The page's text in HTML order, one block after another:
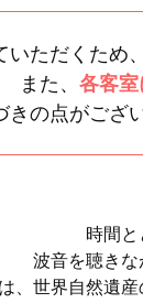
ただくため、
また、 各客
きの点がござ
時間と
波音を聴きな
、世界自然遺